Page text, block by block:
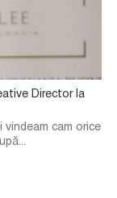
Director la
vindeam cam orice